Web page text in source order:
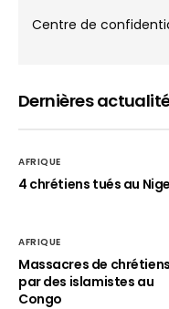
Centre de
Dernières
AFRIQUE
4 chrétiens tués au
AFRIQUE
Massacres de chrétiens
par des islamistes au
Congo